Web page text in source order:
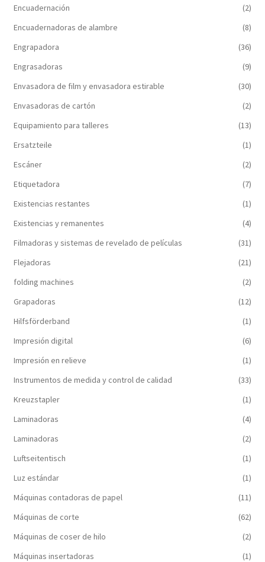
Encuadernación
(2)
Encuadernadoras de alambre
(8)
Engrapadora
(36)
Engrasadoras
(9)
Envasadora de film y envasadora estirable
(30)
Envasadoras de cartón
(2)
Equipamiento para talleres
(13)
Ersatzteile
(1)
Escáner
(2)
Etiquetadora
(7)
Existencias restantes
(1)
Existencias y remanentes
(4)
Filmadoras y sistemas de revelado de películas
(31)
Flejadoras
(21)
folding machines
(2)
Grapadoras
(12)
Hilfsförderband
(1)
Impresión digital
(6)
Impresión en relieve
(1)
Instrumentos de medida y control de calidad
(33)
Kreuzstapler
(1)
Laminadoras
(4)
Laminadoras
(2)
Luftseitentisch
(1)
Luz estándar
(1)
Máquinas contadoras de papel
(11)
Máquinas de corte
(62)
Máquinas de coser de hilo
(2)
Máquinas insertadoras
(1)